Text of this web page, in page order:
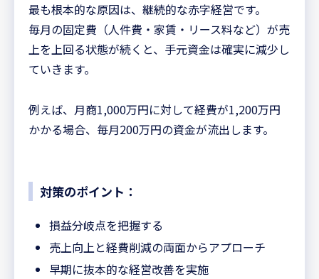
最も根本的な原因は、継続的な赤字経営です。
毎月の固定費（人件費・家賃・リース料など）が売
上を上回る状態が続くと、手元資金は確実に減少し
ていきます。
例えば、月商1,000万円に対して経費が1,200万円
かかる場合、毎月200万円の資金が流出します。
対策のポイント：
損益分岐点を把握する
売上向上と経費削減の両面からアプローチ
早期に抜本的な経営改善を実施